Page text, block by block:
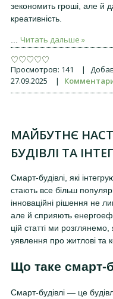
зекономить гроші, але й
креативність.
Читать дальше »
Просмотров: 141 |
27.09.2025
|
МАЙБУТНЄ
БУДІВЛІ ТА
Смарт-будівлі, які
стають все більш
інноваційні рішення не
але й сприяють
цій статті ми
уявлення про житлові та
Що таке смарт-
Смарт-будівлі — це